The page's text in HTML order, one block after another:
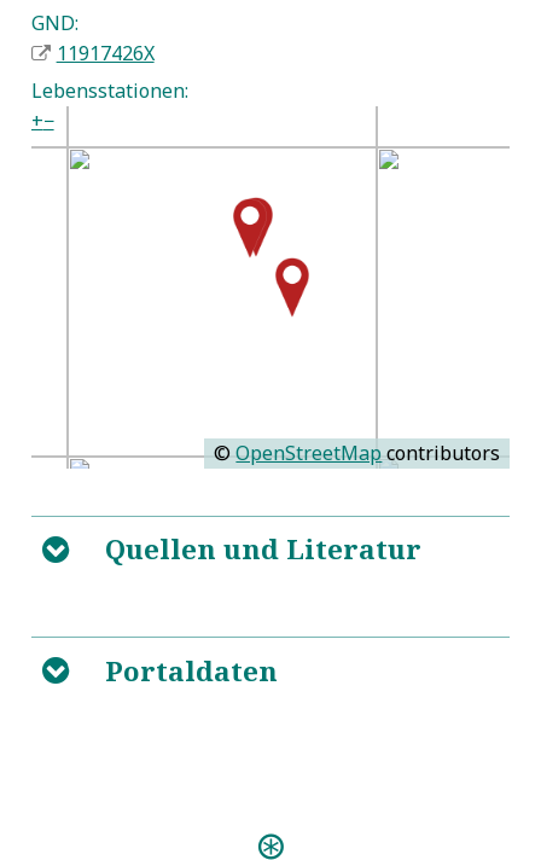
GND:
11917426X
Lebensstationen:
+−
©OpenStreetMapcontributors
B Quellen und Literatur
https://de.wikipedia.org/wiki/
B Portaldaten